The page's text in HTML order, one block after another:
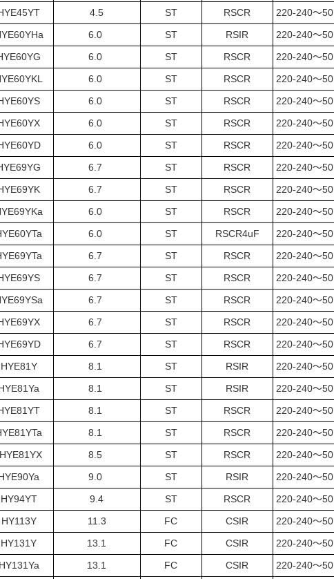
4.5 ST RSCR 220-240～50
6.0 ST RSIR 220-240～50
6.0 ST RSCR 220-240～50
6.0 ST RSCR 220-240～50
6.0 ST RSCR 220-240～50
6.0 ST RSCR 220-240～50
6.0 ST RSCR 220-240～50
6.7 ST RSCR 220-240～50
6.7 ST RSCR 220-240～50
6.0 ST RSCR 220-240～50
6.0 ST RSCR4uF 220-240～50
6.7 ST RSCR 220-240～50
6.7 ST RSCR 220-240～50
6.7 ST RSCR 220-240～50
6.7 ST RSCR 220-240～50
6.7 ST RSCR 220-240～50
HYE81Y
8.1 ST RSIR 220-240～50
8.1 ST RSIR 220-240～50
8.1 ST RSCR 220-240～50
8.1 ST RSCR 220-240～50
8.5 ST RSCR 220-240～50
9.0 ST RSIR 220-240～50
HY94YT
9.4 ST RSCR 220-240～50
HY113Y
11.3 FC CSIR 220-240～50
HY131Y
13.1 FC CSIR 220-240～50
13.1 FC CSIR 220-240～50